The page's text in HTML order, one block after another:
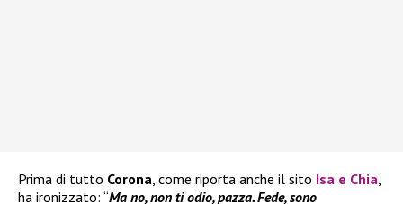
Prima di tutto Corona, come riporta anche il sito Isa e Chia,
ha ironizzato: “Ma no, non ti odio, pazza. Fede, sono